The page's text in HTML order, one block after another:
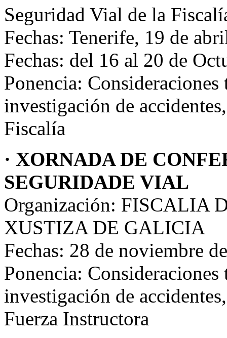
Seguridad Vial de la
Fechas: Tenerife, 19 de
Fechas: del 16 al 20 de
Ponencia:
investigación de
Fiscalía
· XORNADA DE
SEGURIDADE VIAL
Organización: FISCALIA
XUSTIZA DE GALICIA
Fechas: 28 de noviembre
Ponencia:
investigación de
Fuerza Instructora